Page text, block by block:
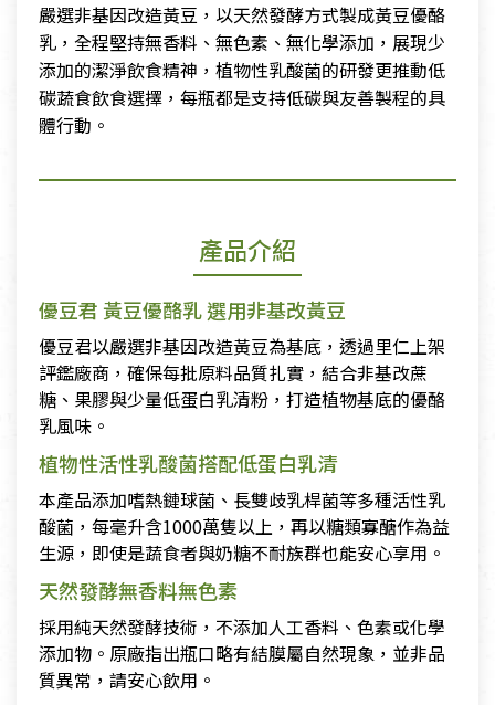
嚴選非基因改造黃豆，以天然發酵方式製成黃豆優酪
乳，全程堅持無香料、無色素、無化學添加，展現少
添加的潔淨飲食精神，植物性乳酸菌的研發更推動低
碳蔬食飲食選擇，每瓶都是支持低碳與友善製程的具
體行動。
產品介紹
優豆君 黃豆優酪乳 選用非基改黃豆
優豆君以嚴選非基因改造黃豆為基底，透過里仁上架
評鑑廠商，確保每批原料品質扎實，結合非基改蔗
糖、果膠與少量低蛋白乳清粉，打造植物基底的優酪
乳風味。
植物性活性乳酸菌搭配低蛋白乳清
本產品添加嗜熱鏈球菌、長雙歧乳桿菌等多種活性乳
酸菌，每毫升含1000萬隻以上，再以糖類寡醣作為益
生源，即使是蔬食者與奶糖不耐族群也能安心享用。
天然發酵無香料無色素
採用純天然發酵技術，不添加人工香料、色素或化學
添加物。原廠指出瓶口略有結膜屬自然現象，並非品
質異常，請安心飲用。